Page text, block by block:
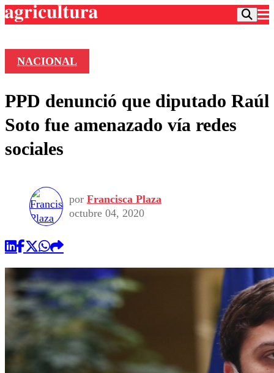
Frecuencias
Deportes
Seleccion Chilena
Torneo Internacional
Economía
Internacional
Publicaciones en medios
Opinión
NACIONAL
PPD denunció que diputado Raúl
Soto fue amenazado vía redes
sociales
por Francisca Plaza
octubre 04, 2020